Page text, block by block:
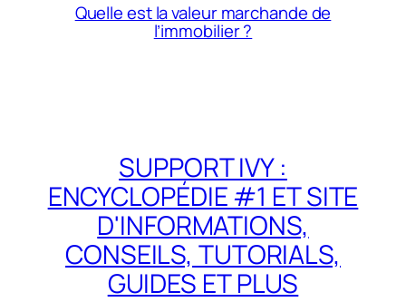
Quelle est la valeur marchande de
l’immobilier ?
SUPPORT IVY :
ENCYCLOPÉDIE #1 ET SITE
D'INFORMATIONS,
CONSEILS, TUTORIALS,
GUIDES ET PLUS